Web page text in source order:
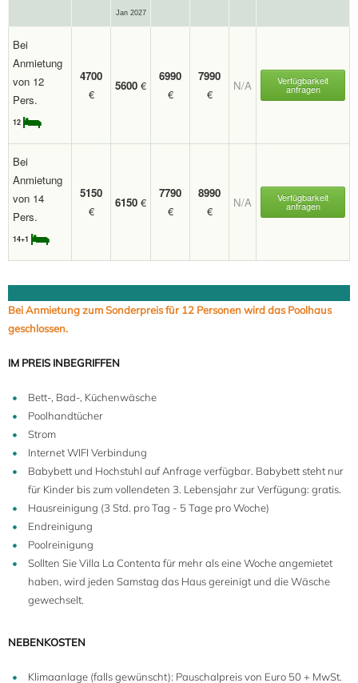
Jan 2027
Bei
Anmietung
von 12
Pers.
12
4700
€
5600 €
6990
€
7990
€
N/A Verfügbarkeit
anfragen
Bei
Anmietung
von 14
Pers.
14+1
5150
€
6150 €
7790
€
8990
€
N/A Verfügbarkeit
anfragen
Bei Anmietung zum Sonderpreis für 12 Personen wird das Poolhaus
geschlossen.
IM PREIS INBEGRIFFEN
Bett-, Bad-, Küchenwäsche
Poolhandtücher
Strom
Internet WIFI Verbindung
Babybett und Hochstuhl auf Anfrage verfügbar. Babybett steht nur
für Kinder bis zum vollendeten 3. Lebensjahr zur Verfügung: gratis.
Hausreinigung (3 Std. pro Tag - 5 Tage pro Woche)
Endreinigung
Poolreinigung
Sollten Sie Villa La Contenta für mehr als eine Woche angemietet
haben, wird jeden Samstag das Haus gereinigt und die Wäsche
gewechselt.
NEBENKOSTEN
Klimaanlage (falls gewünscht): Pauschalpreis von Euro 50 + MwSt.